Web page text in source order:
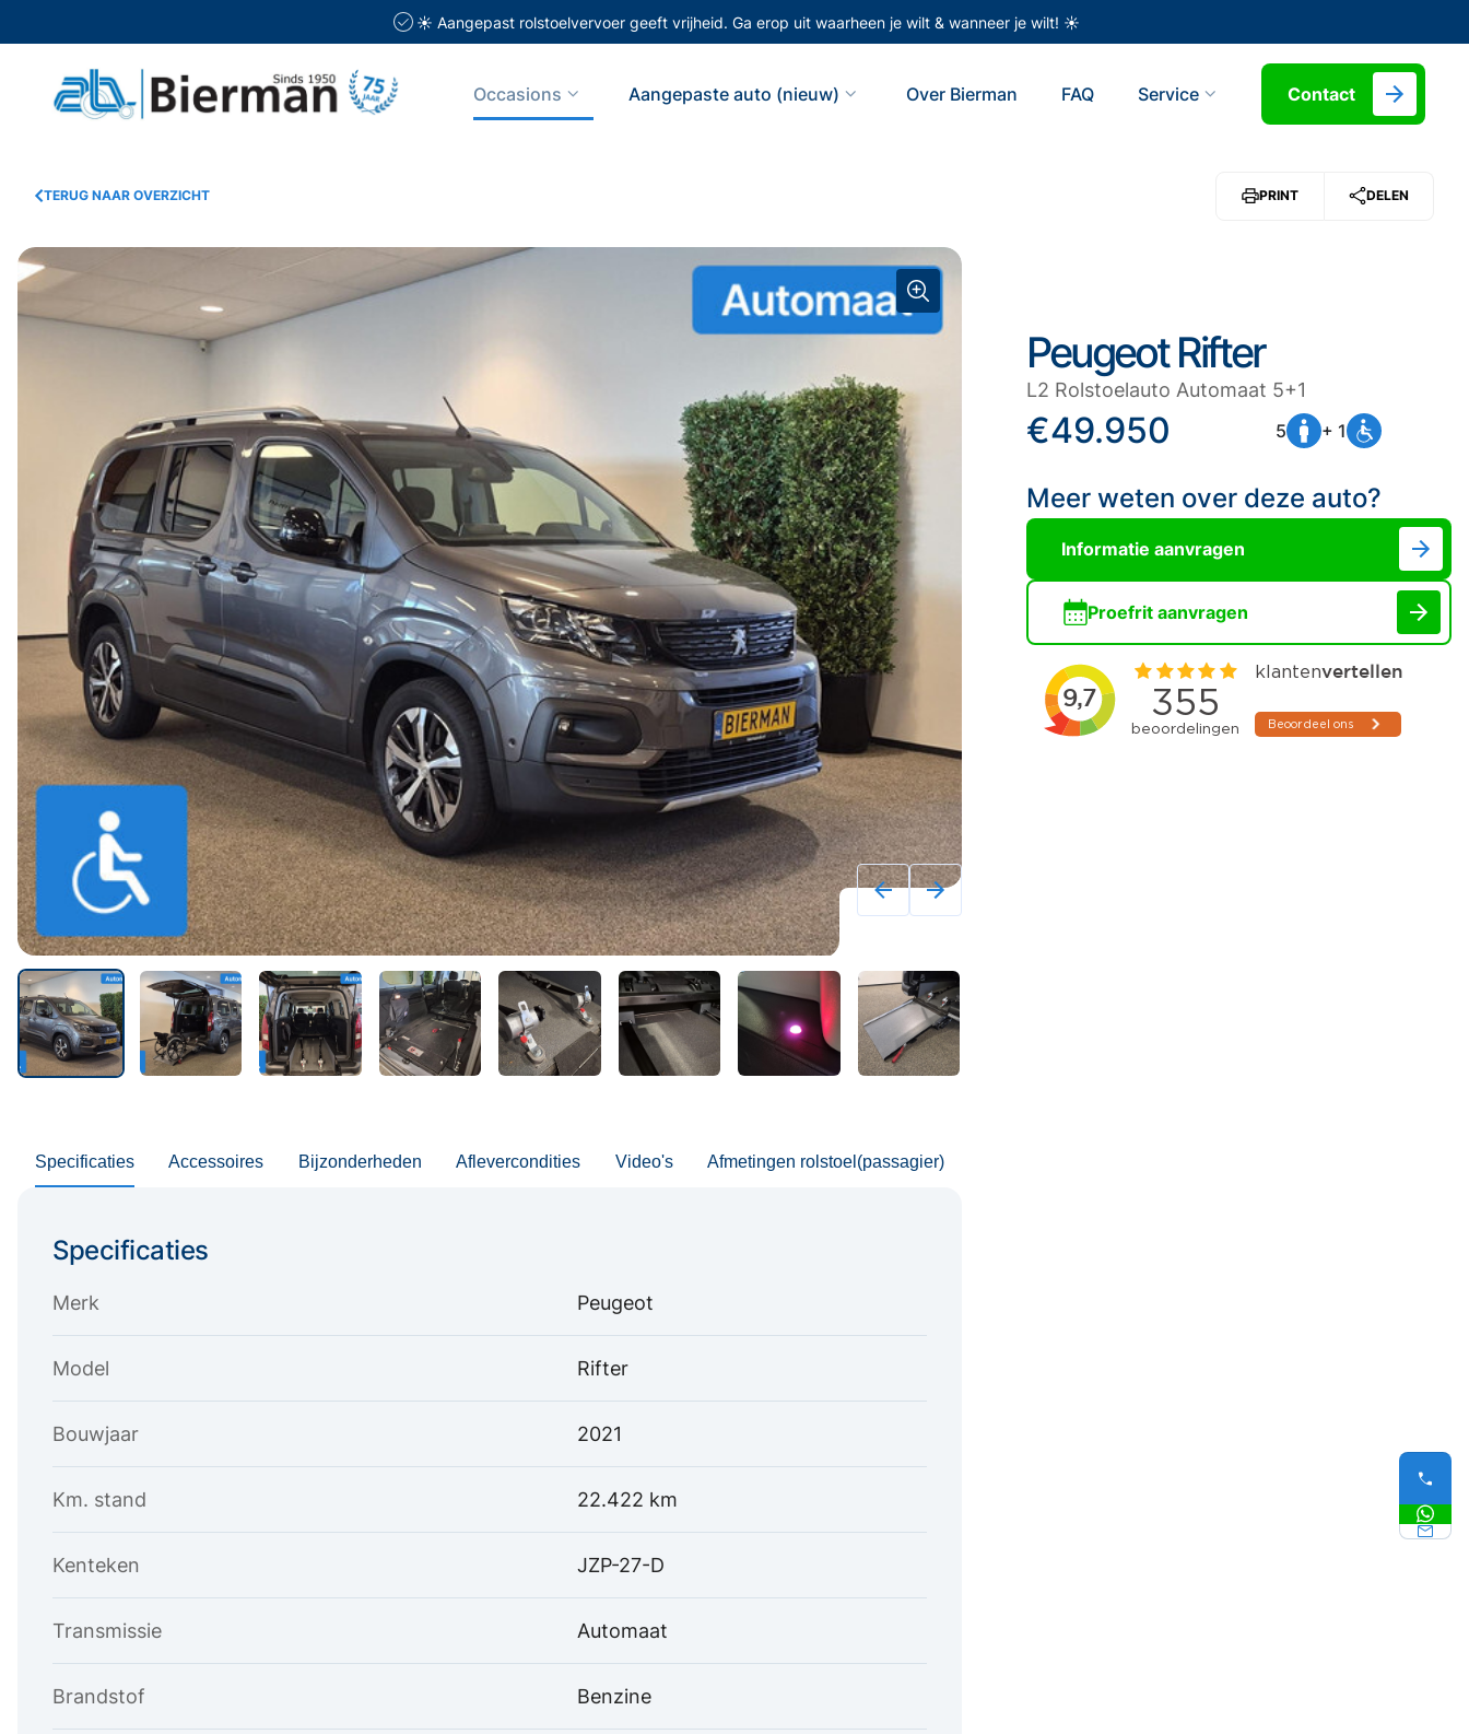
☀️ Aangepast rolstoelvervoer geeft vrijheid. Ga erop uit waarheen je wilt & wanneer je wilt! ☀️
Occasions Aangepaste auto (nieuw) Over Bierman FAQ Service Contact
TERUG NAAR OVERZICHT PRINT DELEN
Specificaties Accessoires Bijzonderheden Aflevercondities Video's Afmetingen rolstoel(passagier)
Specificaties
Merk Peugeot
Model Rifter
Bouwjaar 2021
Km. stand 22.422 km
Kenteken JZP-27-D
Transmissie Automaat
Brandstof Benzine
Peugeot Rifter
L2 Rolstoelauto Automaat 5+1
€49.950 5 + 1
Meer weten over deze auto?
Informatie aanvragen
Proefrit aanvragen